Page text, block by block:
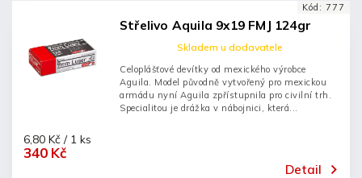
Střelivo Aquila 9x19 FMJ 124gr
Skladem u dodavatele
340 Kč
6,80 Kč / 1 ks
Detail
Celoplášťové devítky od mexického výrobce
Aguila. Model původně vytvořený pro mexickou
armádu nyní Aguila zpřístupnila pro civilní trh.
Specialitou je drážka v nábojnici, která...
Kód: 777